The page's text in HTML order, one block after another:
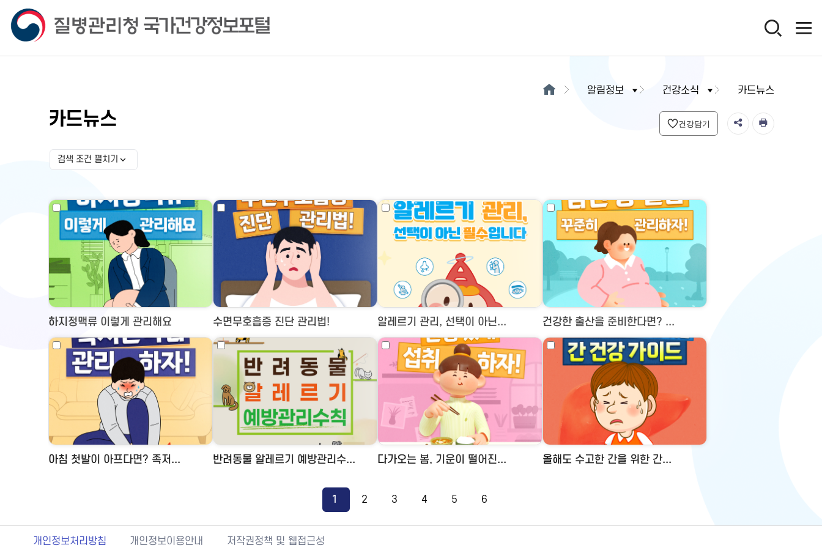
알림정보 건강소식 카드뉴스
카드뉴스 건강담기
검색 조건 선택
검색 조건 펼치기
하지정맥류 이렇게 관리해요 수면무호흡증 진단 관리법! 알레르기 관리, 선택이 아닌... 건강한 출산을 준비한다면? ...
아침 첫발이 아프다면? 족저... 반려동물 알레르기 예방관리수... 다가오는 봄, 기운이 떨어진... 올해도 수고한 간을 위한 간...
1 2 3 4 5 6
개인정보처리방침 개인정보이용안내 저작권정책 및 웹접근성